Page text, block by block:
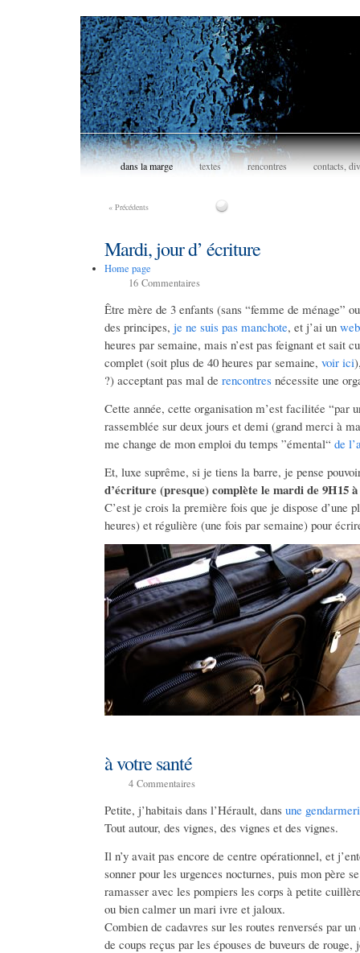
dans la marge textes rencontres contacts,
« Précédents
Mardi, jour d’ écriture
Home page
16 Commentaires
Être mère de 3 enfants (sans “femme de ménage”
des principes, je ne suis pas manchote, et j’ai un
heures par semaine, mais n’est pas feignant et sait
complet (soit plus de 40 heures par semaine, voir ici
?) acceptant pas mal de rencontres nécessite une
Cette année, cette organisation m’est facilitée “par
rassemblée sur deux jours et demi (grand merci à
me change de mon emploi du temps ”émental“ de
Et, luxe suprême, si je tiens la barre, je pense
d’écriture (presque) complète le mardi de 9H15 à
C’est je crois la première fois que je dispose d’une
heures) et régulière (une fois par semaine) pour
à votre santé
4 Commentaires
Petite, j’habitais dans l’Hérault, dans une
Tout autour, des vignes, des vignes et des vignes.
Il n’y avait pas encore de centre opérationnel, et
sonner pour les urgences nocturnes, puis mon père
ramasser avec les pompiers les corps à petite
ou bien calmer un mari ivre et jaloux.
Combien de cadavres sur les routes renversés par
de coups reçus par les épouses de buveurs de